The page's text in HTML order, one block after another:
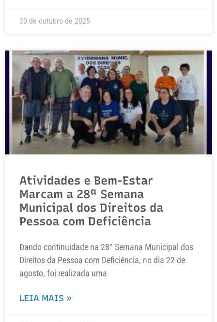
30 de outubro de 2025
Atividades e Bem-Estar
Marcam a 28ª Semana
Municipal dos Direitos da
Pessoa com Deficiência
Dando continuidade na 28° Semana Municipal dos
Direitos da Pessoa com Deficiência, no dia 22 de
agosto, foi realizada uma
LEIA MAIS »